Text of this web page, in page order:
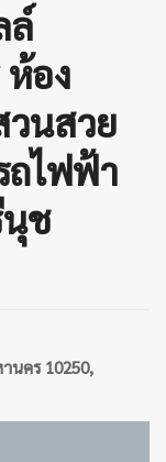
ล์
อง
วนสวย
ถไฟฟ้า
นุช
นคร 10250,